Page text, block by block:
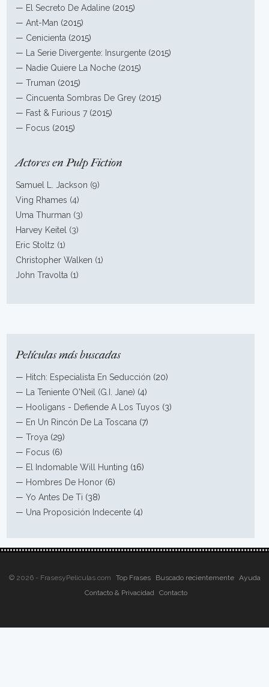
— El Secreto De Adaline (2015)
—Ant-Man (2015)
— Cenicienta (2015)
—
La Serie Divergente: Insurgente (2015)
— Nadie Quiere La Noche (2015)
—Truman (2015)
— Cincuenta Sombras De Grey (2015)
— Fast & Furious 7 (2015)
— Focus (2015)
Actores en Pulp Fiction
Samuel L. Jackson (9)
Ving Rhames (4)
Uma Thurman (3)
Harvey Keitel (3)
Eric Stoltz (1)
Christopher Walken (1)
John Travolta (1)
Películas más buscadas
— Hitch: Especialista En Seducción (20)
—
La Teniente O'Neil (G.I. Jane) (4)
— Hooligans - Defiende A Los Tuyos (3)
— En Un Rincón De La Toscana (7)
—Troya (29)
— Focus (6)
— El Indomable Will Hunting (16)
— Hombres De Honor (6)
—Yo Antes De Ti (38)
— Una Proposición Indecente (4)
© 2026 - FrasesyPeliculas.com Top Frases Buscado recientemente
Ayuda
Contacto & Privacidad
Contacto